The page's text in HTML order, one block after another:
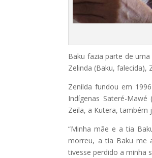
Baku fazia parte de
Zelinda (Baku, falecida),
Zenilda fundou em
Indígenas Sateré-
Zeila, a Kutera, também
“Minha mãe e a tia
morreu, a tia Baku me
tivesse perdido a minha